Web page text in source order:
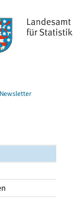
Newsletter